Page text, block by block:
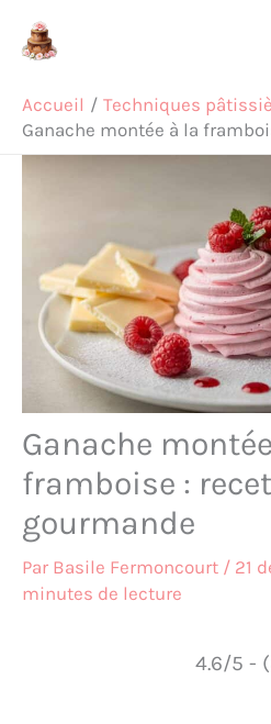
Accueil
Techniques
Ganache montée à la
Ganache
framboise :
gourmande
Par Basile Fermoncourt / 21
minutes de lecture
4.6/5 -
Rechercher